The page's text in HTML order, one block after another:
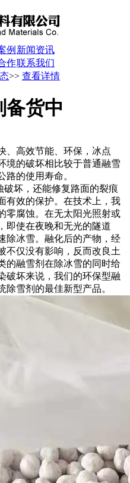
例 新闻资讯
作联系我们
>> 查看详情
备货中
、高效节能、环保，冰点
境的破坏相比较于普通融雪
路的使用寿命。
坏，还能修复路面的裂痕
有效的保护。在技术上，我
零腐蚀。在无太阳光照射或
即使在夜晚和无光的隧道
除冰雪。融化后的产物，经
不仅没有影响，反而改良土
的融雪剂在除冰雪的同时给
破坏来说，我们的环保型融
除雪剂的最佳新型产品。